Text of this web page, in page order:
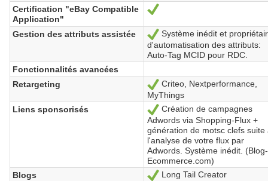
Certification "eBay Compatible
Application"
Sí
Gestion des attributs assistée Sí
Système inédit et
d'automatisation des attributs:
Auto-Tag MCID pour RDC.
Fonctionnalités avancées
Retargeting
Sí
Criteo, Nextperformance,
MyThings
Liens sponsorisés
Sí
Création de campagnes
Adwords via Shopping-Flux +
génération de motsc clefs suite
l'analyse de votre flux par
Adwords. Système inédit. (Blog-
Ecommerce.com)
Blogs
Sí
Long Tail Creator